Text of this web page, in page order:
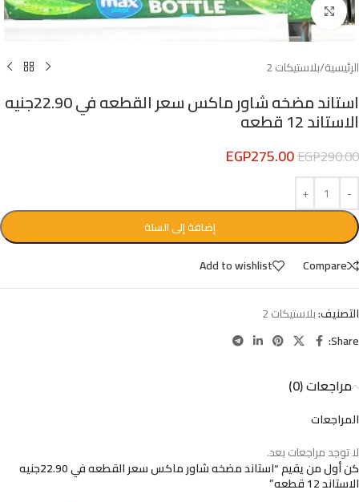
Click to enlarge
الرئيسية/بلاستيكات 2
استاند مضخه شاور ماكس سعر القطعه في 22.90جنيه
الاستاند 12 قطعه
EGP290.00
EGP275.00
إضافة إلى السلة
Compare
Add to wishlist
التصنيف:بلاستيكات 2
Share:
مراجعات (0)
المراجعات
لا توجد مراجعات بعد.
كن أول من يقيم “استاند مضخه شاور ماكس سعر القطعه في 22.90جنيه
الاستاند 12 قطعه”